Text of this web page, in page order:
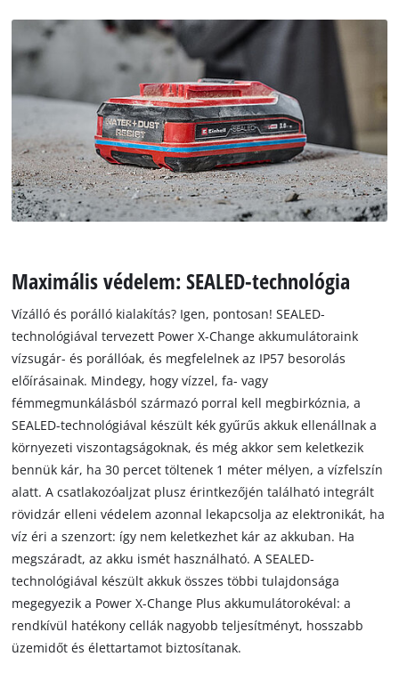
Maximális védelem: SEALED-technológia
Vízálló és porálló kialakítás? Igen, pontosan! SEALED-
technológiával tervezett Power X-Change akkumulátoraink
vízsugár- és porállóak, és megfelelnek az IP57 besorolás
előírásainak. Mindegy, hogy vízzel, fa- vagy
fémmegmunkálásból származó porral kell megbirkóznia, a
SEALED-technológiával készült kék gyűrűs akkuk ellenállnak a
környezeti viszontagságoknak, és még akkor sem keletkezik
bennük kár, ha 30 percet töltenek 1 méter mélyen, a vízfelszín
alatt. A csatlakozóaljzat plusz érintkezőjén található integrált
rövidzár elleni védelem azonnal lekapcsolja az elektronikát, ha
víz éri a szenzort: így nem keletkezhet kár az akkuban. Ha
megszáradt, az akku ismét használható. A SEALED-
technológiával készült akkuk összes többi tulajdonsága
megegyezik a Power X-Change Plus akkumulátorokéval: a
rendkívül hatékony cellák nagyobb teljesítményt, hosszabb
üzemidőt és élettartamot biztosítanak.